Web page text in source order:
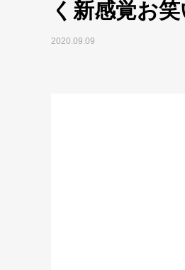
く新感覚お
2020.09.09